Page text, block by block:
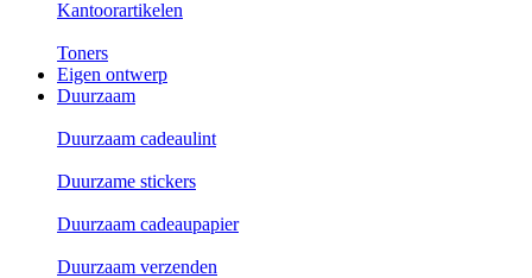
Kantoorartikelen
Toners
Eigen ontwerp
Duurzaam
Duurzaam cadeaulint
Duurzame stickers
Duurzaam cadeaupapier
Duurzaam verzenden